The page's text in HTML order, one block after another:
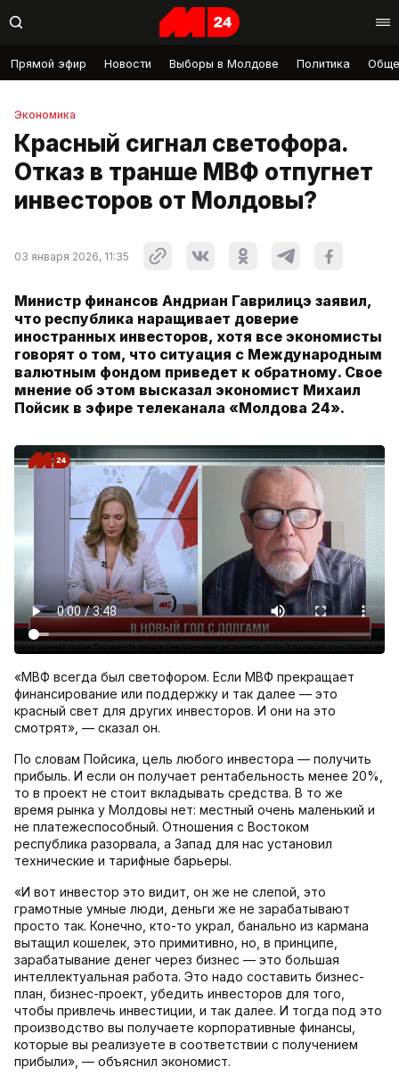
Прямой эфир Новости Выборы в Молдове Политика
Экономика
Красный сигнал светофора.
Отказ в транше МВФ отпугнет
инвесторов от Молдовы?
03 января 2026, 11:35
Министр финансов Андриан Гаврилицэ заявил,
что республика наращивает доверие
иностранных инвесторов, хотя все экономисты
говорят о том, что ситуация с Международным
валютным фондом приведет к обратному. Свое
мнение об этом высказал экономист Михаил
Пойсик в эфире телеканала «Молдова 24».
«МВФ всегда был светофором. Если МВФ прекращает
финансирование или поддержку и так далее — это
красный свет для других инвесторов. И они на это
смотрят», — сказал он.
По словам Пойсика, цель любого инвестора — получить
прибыль. И если он получает рентабельность менее 20%,
то в проект не стоит вкладывать средства. В то же
время рынка у Молдовы нет: местный очень маленький и
не платежеспособный. Отношения с Востоком
республика разорвала, а Запад для нас установил
технические и тарифные барьеры.
«И вот инвестор это видит, он же не слепой, это
грамотные умные люди, деньги же не зарабатывают
просто так. Конечно, кто-то украл, банально из кармана
вытащил кошелек, это примитивно, но, в принципе,
зарабатывание денег через бизнес — это большая
интеллектуальная работа. Это надо составить бизнес-
план, бизнес-проект, убедить инвесторов для того,
чтобы привлечь инвестиции, и так далее. И тогда под это
производство вы получаете корпоративные финансы,
которые вы реализуете в соответствии с получением
прибыли», — объяснил экономист.